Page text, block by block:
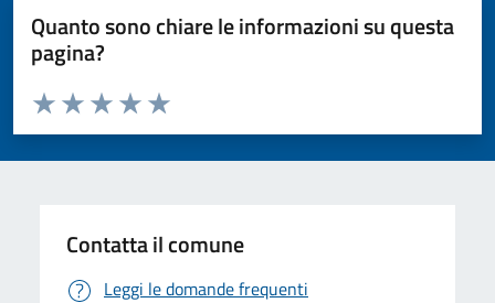
Quanto sono chiare le informazioni su questa
pagina?
Valuta da 1 a 5 stelle la pagina
Valuta 5 stelle su 5
Valuta 4 stelle su 5
Valuta 3 stelle su 5
Valuta 2 stelle su 5
Valuta 1 stelle su 5
Contatta il comune
Leggi le domande frequenti